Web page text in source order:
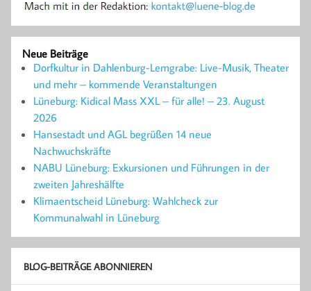
Neue Beiträge
Dorfkultur in Dahlenburg-Lemgrabe: Live-Musik, Theater
und mehr – kommende Veranstaltungen
Lüneburg: Kidical Mass XXL – für alle! – 23. August
2026
Hansestadt und AGL begrüßen 14 neue
Nachwuchskräfte
NABU Lüneburg: Exkursionen und Führungen in der
zweiten Jahreshälfte
Klimaentscheid Lüneburg: Wahlcheck zur
Kommunalwahl in Lüneburg
BLOG-BEITRÄGE ABONNIEREN